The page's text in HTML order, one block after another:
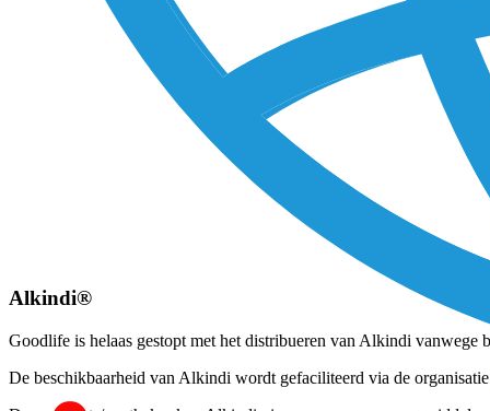
Alkindi®
Goodlife is helaas gestopt met het distribueren van Alkindi vanwege
De beschikbaarheid van Alkindi wordt gefaciliteerd via de organisatie